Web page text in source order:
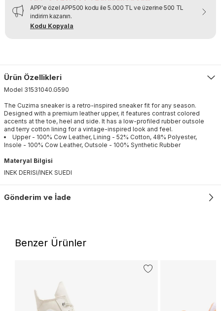
APP'e özel APP500 kodu ile 5.000 TL ve üzerine 500 TL
indirim kazanın.
Kodu Kopyala
Ürün Özellikleri
Model 31531040.G590
The Cuzima sneaker is a retro-inspired sneaker fit for any season.
Designed with a premium leather upper, it features contrast colored
accents at the toe, heel and side. It has a low-profiled rubber outsole
and terry cotton lining for a vintage-inspired look and feel.
Upper - 100% Cow Leather, Lining - 52% Cotton, 48% Polyester,
Insole - 100% Cow Leather, Outsole - 100% Synthetic Rubber
Materyal Bilgisi
INEK DERISI/INEK SUEDI
Gönderim ve İade
Benzer Ürünler